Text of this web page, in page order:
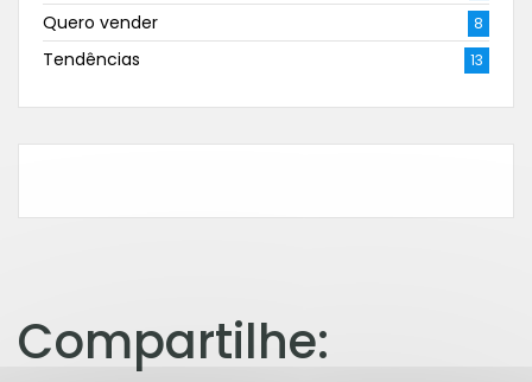
Quero vender 8
Tendências 13
Compartilhe: